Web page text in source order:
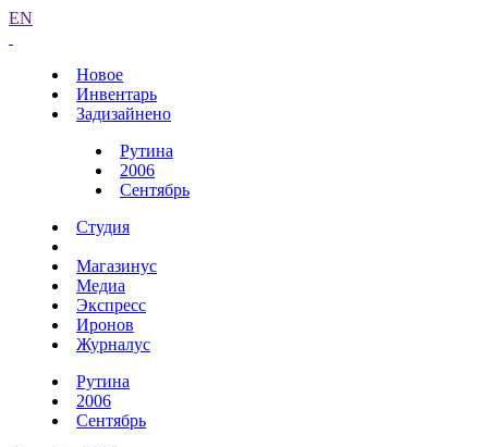
EN
Новое
Инвентарь
Задизайнено
Рутина
2006
Сентябрь
Студия
Магазинус
Медиа
Экспресс
Иронов
Журналус
Рутина
2006
Сентябрь